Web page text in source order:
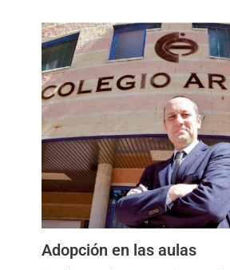
Adopción en las aulas